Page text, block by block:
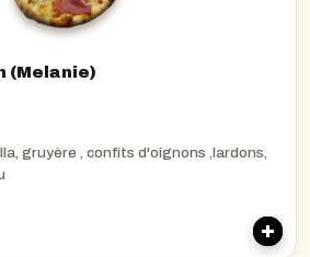
(Melanie)
gruyère , confits d'oignons ,lardons,